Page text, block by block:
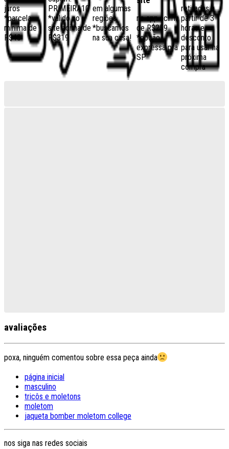
juros
*parcela
mínima de
R$40
PRIMEIRA10
*válido no
site acima de
R$319
em algumas
regiões,
*buscamos
na sua casa!
no app acima
de R$259
*opção
expressa pra
SP
retiradas a
partir de 3
horas e
desconto
para usar na
próxima
compra
avaliações
poxa, ninguém comentou sobre essa peça ainda
página inicial
masculino
tricôs e moletons
moletom
jaqueta bomber moletom college
nos siga nas redes sociais